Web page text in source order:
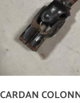
CARDAN